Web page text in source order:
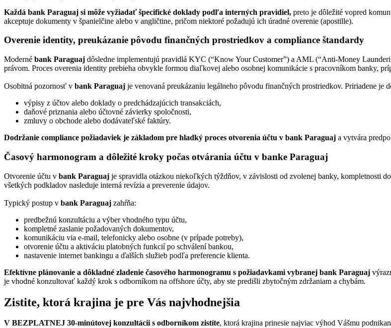
Každá bank Paraguaj si môže vyžiadať špecifické doklady podľa interných pravidiel, preto je dôležité vopred
akceptuje dokumenty v španielčine alebo v angličtine, pričom niektoré požadujú ich úradné overenie (apostille).
Overenie identity, preukázanie pôvodu finančných prostriedkov a compliance štandardy
Moderné bank Paraguaj dôsledne implementujú pravidlá KYC (“Know Your Customer”) a AML (“Anti-Money
právom. Proces overenia identity prebieha obvykle formou diaľkovej alebo osobnej komunikácie s pracovníkom banky,
Osobitná pozornosť v bank Paraguaj je venovaná preukázaniu legálneho pôvodu finančných prostriedkov. Pririadene je
výpisy z účtov alebo doklady o predchádzajúcich transakciách,
daňové priznania alebo účtovné závierky spoločnosti,
zmluvy o obchode alebo dodávateľské faktúry.
Dodržanie compliance požiadaviek je základom pre hladký proces otvorenia účtu v bank Paraguaj a vytvára
Časový harmonogram a dôležité kroky počas otvárania účtu v banke Paraguaj
Otvorenie účtu v bank Paraguaj je spravidla otázkou niekoľkých týždňov, v závislosti od zvolenej banky, kompletnosti
všetkých podkladov nasleduje interná revízia a preverenie údajov.
Typický postup v bank Paraguaj zahŕňa:
predbežnú konzultáciu a výber vhodného typu účtu,
kompletné zaslanie požadovaných dokumentov,
komunikáciu via e-mail, telefonicky alebo osobne (v prípade potreby),
otvorenie účtu a aktiváciu platobných funkcií po schválení bankou,
nastavenie internet bankingu a ďalších služieb podľa preferencie klienta.
Efektívne plánovanie a dôkladné zladenie časového harmonogramu s požiadavkami vybranej bank Paraguaj
je vhodné konzultovať každý krok s odborníkom na offshore účty, aby ste predišli zbytočným zdržaniam a chybám.
Zistite, ktorá krajina je pre Vás najvhodnejšia
V BEZPLATNEJ 30-minútovej konzultácii s odborníkom zistíte, ktorá krajina prinesie najviac výhod Vášmu